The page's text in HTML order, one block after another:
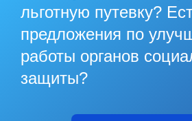
льготную путевку?
предложения по
работы органов
защиты?